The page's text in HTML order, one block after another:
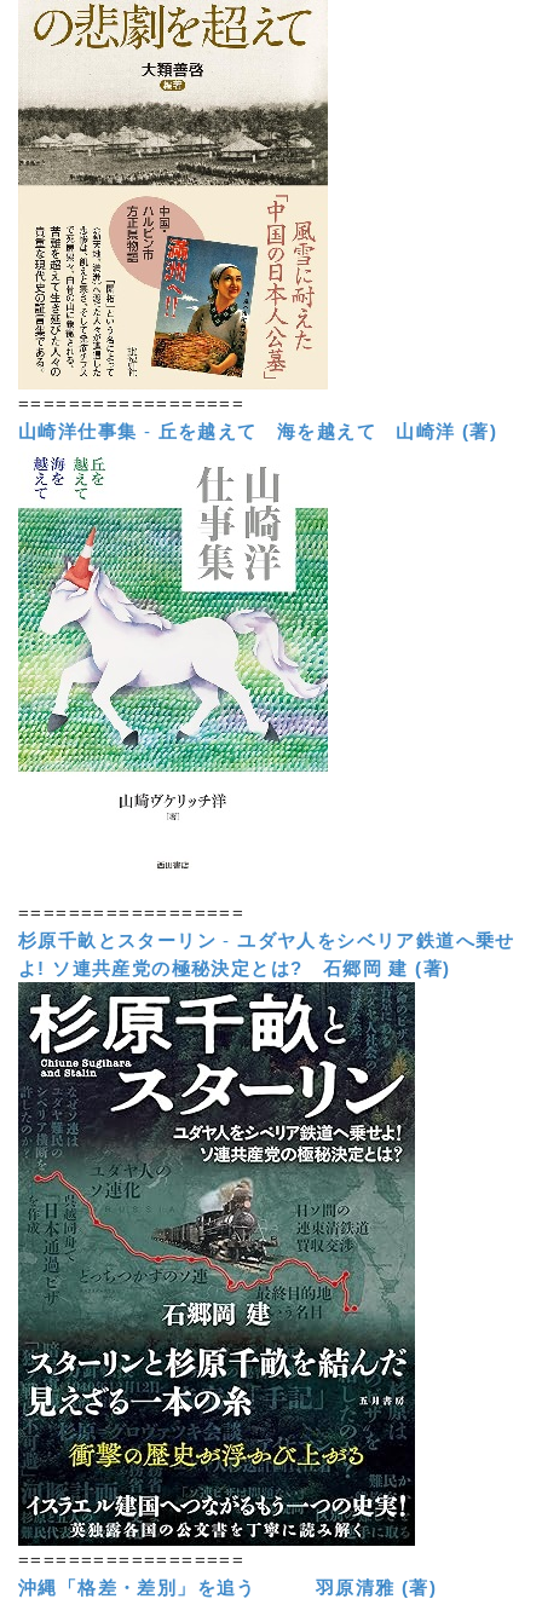
==================
山崎洋仕事集 - 丘を越えて 海を越えて 山崎洋 (著)
==================
杉原千畝とスターリン -ユダヤ人をシベリア鉄道へ乗せ
よ! ソ連共産党の極秘決定とは?
石郷岡 建 (著)
==================
沖縄「格差・差別」を追う 羽原清雅 (著)